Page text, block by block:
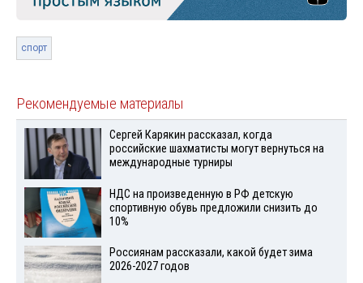
спорт
Рекомендуемые материалы
Сергей Карякин рассказал, когда
российские шахматисты могут вернуться на
международные турниры
НДС на произведенную в РФ детскую
спортивную обувь предложили снизить до
10%
Россиянам рассказали, какой будет зима
2026-2027 годов